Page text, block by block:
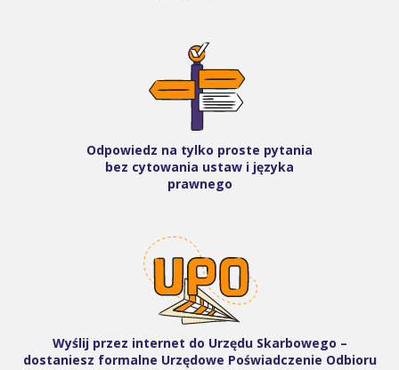
Odpowiedz na tylko proste pytania
bez cytowania ustaw i języka
prawnego
Wyślij przez internet do Urzędu Skarbowego –
dostaniesz formalne Urzędowe Poświadczenie Odbioru